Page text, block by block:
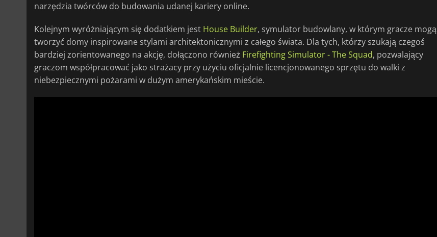
narzędzia twórców do budowania udanej kariery online.
Kolejnym wyróżniającym się dodatkiem jest House Builder, symulator budowlany, w którym gracze mogą
tworzyć domy inspirowane stylami architektonicznymi z całego świata. Dla tych, którzy szukają czegoś
bardziej zorientowanego na akcję, dołączono również Firefighting Simulator - The Squad, pozwalający
graczom współpracować jako strażacy przy użyciu oficjalnie licencjonowanego sprzętu do walki z
niebezpiecznymi pożarami w dużym amerykańskim mieście.